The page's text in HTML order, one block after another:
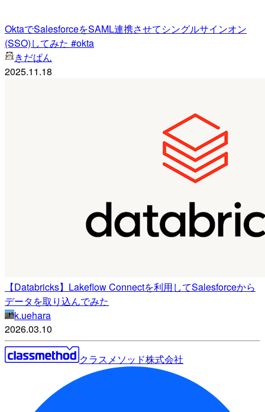
OktaでSalesforceをSAML連携させてシングルサインオン
(SSO)してみた #okta
きだぱん
2025.11.18
【Databricks】Lakeflow Connectを利用してSalesforceから
データを取り込んでみた
k.uehara
2026.03.10
クラスメソッド株式会社